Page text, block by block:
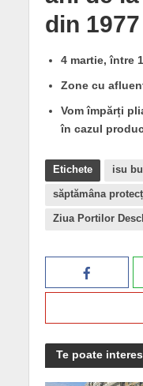
din 1977
4 martie, între
Zone cu
Vom împărți
în cazul
Etichete isu
săptămâna
Ziua Portilor
Te poate